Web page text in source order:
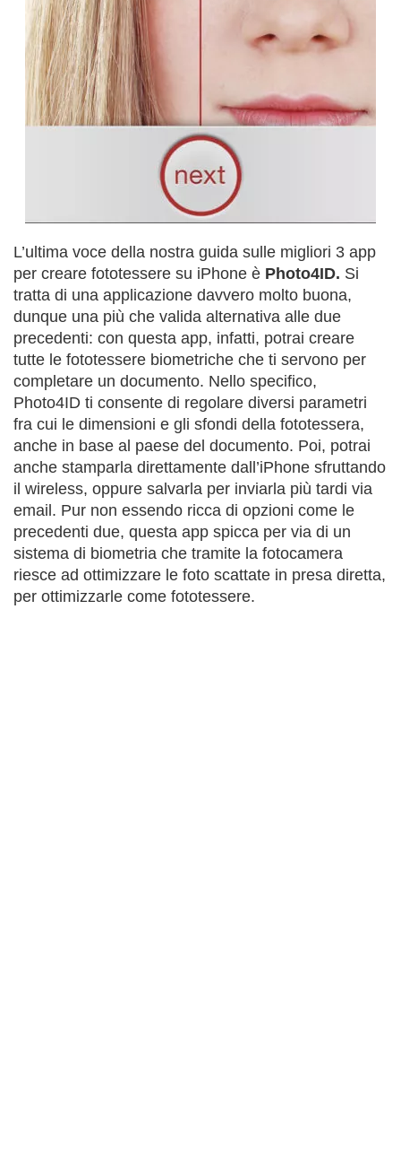
L’ultima voce della nostra guida sulle migliori 3 app
per creare fototessere su iPhone è Photo4ID. Si
tratta di una applicazione davvero molto buona,
dunque una più che valida alternativa alle due
precedenti: con questa app, infatti, potrai creare
tutte le fototessere biometriche che ti servono per
completare un documento. Nello specifico,
Photo4ID ti consente di regolare diversi parametri
fra cui le dimensioni e gli sfondi della fototessera,
anche in base al paese del documento. Poi, potrai
anche stamparla direttamente dall’iPhone sfruttando
il wireless, oppure salvarla per inviarla più tardi via
email. Pur non essendo ricca di opzioni come le
precedenti due, questa app spicca per via di un
sistema di biometria che tramite la fotocamera
riesce ad ottimizzare le foto scattate in presa diretta,
per ottimizzarle come fototessere.